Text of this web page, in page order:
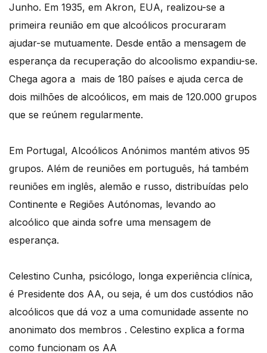
Junho. Em 1935, em Akron, EUA, realizou-se a
primeira reunião em que alcoólicos procuraram
ajudar-se mutuamente. Desde então a mensagem de
esperança da recuperação do alcoolismo expandiu-se.
Chega agora a mais de 180 países e ajuda cerca de
dois milhões de alcoólicos, em mais de 120.000 grupos
que se reúnem regularmente.
Em Portugal, Alcoólicos Anónimos mantém ativos 95
grupos. Além de reuniões em português, há também
reuniões em inglês, alemão e russo, distribuídas pelo
Continente e Regiões Autónomas, levando ao
alcoólico que ainda sofre uma mensagem de
esperança.
Celestino Cunha, psicólogo, longa experiência clínica,
é Presidente dos AA, ou seja, é um dos custódios não
alcoólicos que dá voz a uma comunidade assente no
anonimato dos membros . Celestino explica a forma
como funcionam os AA